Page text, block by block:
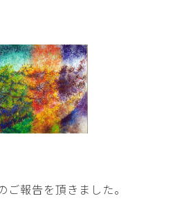
報告を頂きました。